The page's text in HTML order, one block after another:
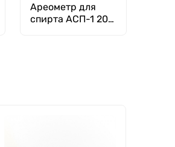
Ареометр для
спирта АСП-1 20-